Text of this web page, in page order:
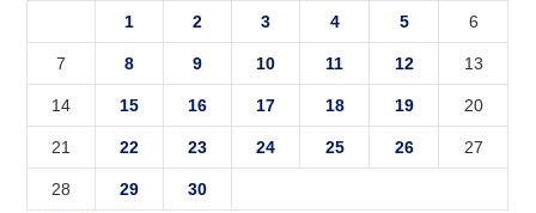
1 2 3 4 5 6
7 8 9 10 11 12 13
14 15 16 17 18 19 20
21 22 23 24 25 26 27
28 29
30